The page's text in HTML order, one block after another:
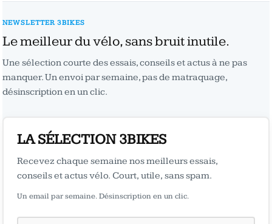
NEWSLETTER 3BIKES
Le meilleur du vélo, sans bruit inutile.
Une sélection courte des essais, conseils et actus à ne pas
manquer. Un envoi par semaine, pas de matraquage,
désinscription en un clic.
LA SÉLECTION 3BIKES
Recevez chaque semaine nos meilleurs essais,
conseils et actus vélo. Court, utile, sans spam.
Un email par semaine. Désinscription en un clic.